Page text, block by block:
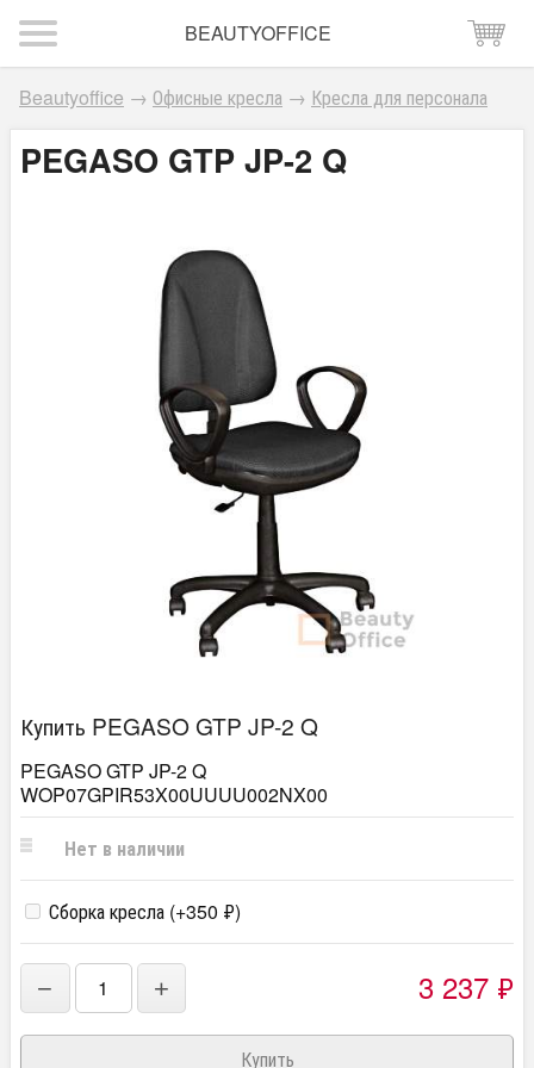
BEAUTYOFFICE
Beautyoffice → Офисные кресла → Кресла для персонала
PEGASO GTP JP-2 Q
Купить PEGASO GTP JP-2 Q
PEGASO GTP JP-2 Q
WOP07GPIR53X00UUUU002NX00
Нет в наличии
Сборка кресла (+350 ₽)
− + 3 237 ₽